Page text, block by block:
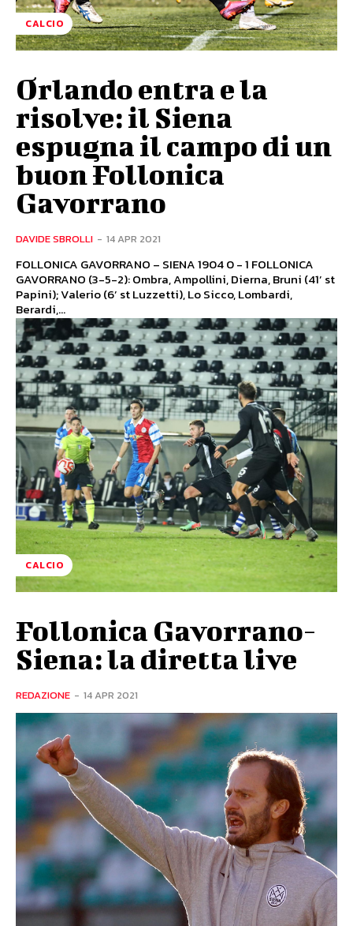
CALCIO
Orlando entra e la
risolve: il Siena
espugna il campo di un
buon Follonica
Gavorrano
DAVIDE SBROLLI - 14 APR 2021
FOLLONICA GAVORRANO – SIENA 1904 0 - 1 FOLLONICA
GAVORRANO (3-5-2): Ombra, Ampollini, Dierna, Bruni (41’ st
Papini); Valerio (6’ st Luzzetti), Lo Sicco, Lombardi,
Berardi,...
CALCIO
Follonica Gavorrano-
Siena: la diretta live
REDAZIONE - 14 APR 2021